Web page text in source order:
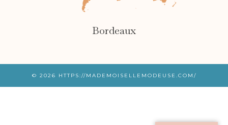
Bordeaux
© 2026 HTTPS://MADEMOISELLEMODEUSE.COM/